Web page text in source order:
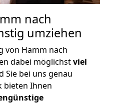
nach
umziehen
von Hamm nach
dabei möglichstviel
Sie bei uns genau
bieten Ihnen